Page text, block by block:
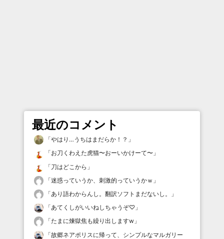
最近のコメント
「やはり…うちはまだらか！？ 」
「お刀くわえた虎猫〜おーいかけーて〜 」
「刀はどこから 」
「迷惑っていうか、刺激的っていうかｗ 」
「あり語わからんし。翻訳ソフトまだないし。
」
「あてくしがいいねしちゃうぞ♡ 」
「たまに煉獄焦も繰り出しますw 」
「故郷ネアポリスに帰って、シンプルなマルガリー